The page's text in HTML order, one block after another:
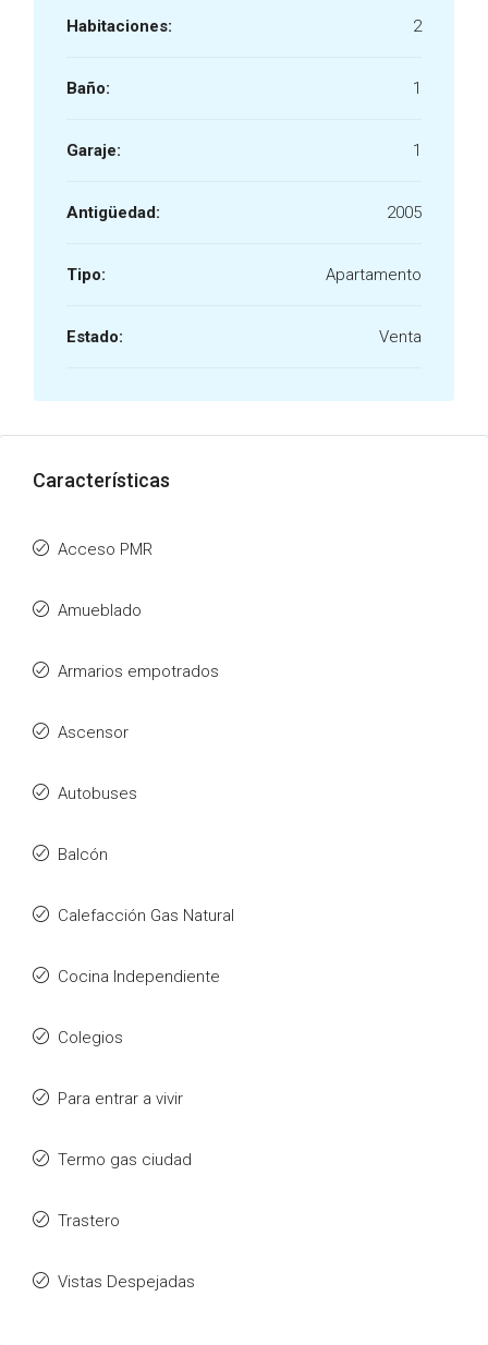
Habitaciones: 2
Baño: 1
Garaje: 1
Antigüedad: 2005
Tipo: Apartamento
Estado: Venta
Características
Acceso PMR
Amueblado
Armarios empotrados
Ascensor
Autobuses
Balcón
Calefacción Gas Natural
Cocina Independiente
Colegios
Para entrar a vivir
Termo gas ciudad
Trastero
Vistas Despejadas